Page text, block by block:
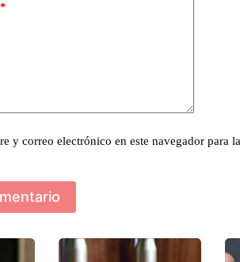
*
y correo electrónico en este navegador para